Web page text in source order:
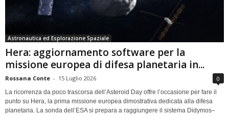
Astronautica ed Esplorazione Spaziale
Hera: aggiornamento software per la
missione europea di difesa planetaria in...
Rossana Conte - 15 Luglio 2026 0
La ricorrenza da poco trascorsa dell’Asteroid Day offre l’occasione per fare il
punto su Hera, la prima missione europea dimostrativa dedicata alla difesa
planetaria. La sonda dell’ESA si prepara a raggiungere il sistema Didymos–